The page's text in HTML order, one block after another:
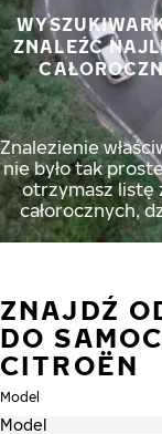
ZNALEŹĆ
Znalezienie
nie było tak
otrzymasz listę
całorocznych,
ZNAJDŹ
DO
CITROËN
Model